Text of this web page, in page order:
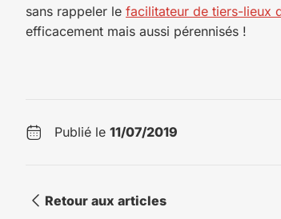
sans rappeler le facilitateur de tiers-lieux
efficacement mais aussi pérennisés !
Publié le 11/07/2019
Retour aux articles